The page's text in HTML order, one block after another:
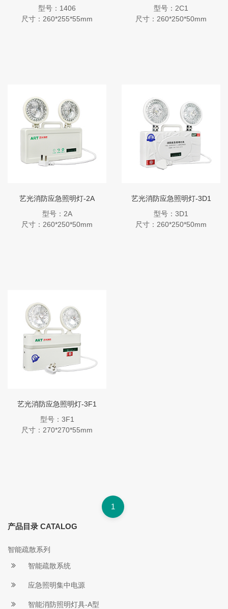
型号：1406
尺寸：260*255*55mm
型号：2C1
尺寸：260*250*50mm
艺光消防应急照明灯-2A
型号：2A
尺寸：260*250*50mm
艺光消防应急照明灯-3D1
型号：3D1
尺寸：260*250*50mm
艺光消防应急照明灯-3F1
型号：3F1
尺寸：270*270*55mm
1
产品目录 CATALOG
智能疏散系列
智能疏散系统
应急照明集中电源
智能消防照明灯具-A型